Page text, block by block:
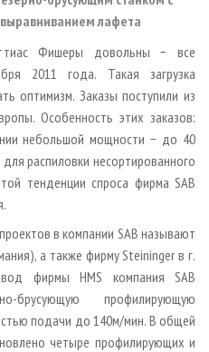
лафета
Фишеры довольны − все
2011 года. Такая загрузка
оптимизм. Заказы поступили из
Особенность этих заказов:
небольшой мощности − до 40
распиловки несортированного
тенденции спроса фирма SAB
в компании SAB называют
а также фирму Steininger в г.
фирмы HMS компания SAB
брусующую профилирующую
подачи до 140м/мин. В общей
четыре профилирующих и